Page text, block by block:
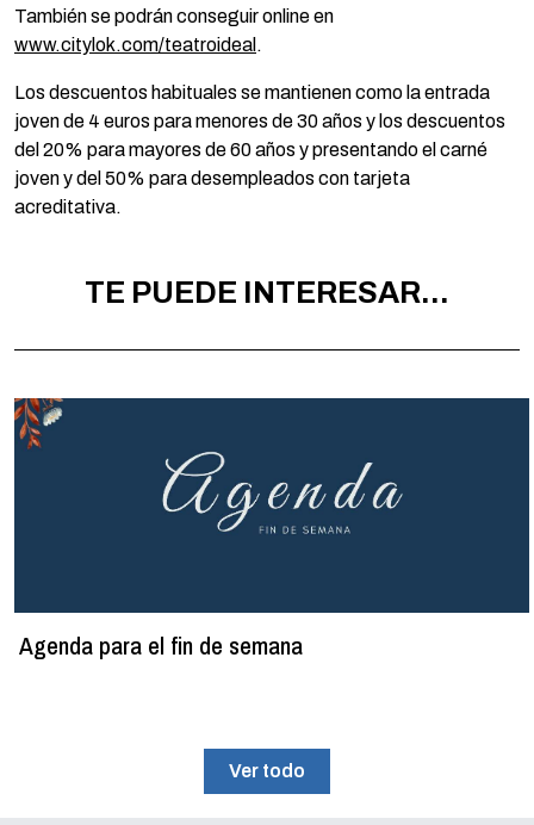
También se podrán conseguir online en
www.citylok.com/teatroideal .
Los descuentos habituales se mantienen como la entrada
joven de 4 euros para menores de 30 años y los descuentos
del 20% para mayores de 60 años y presentando el carné
joven y del 50% para desempleados con tarjeta
acreditativa.
TE PUEDE INTERESAR...
Agenda para el fin de semana
Ver todo